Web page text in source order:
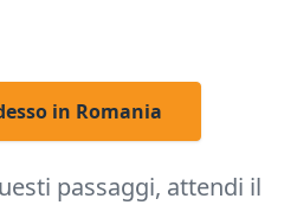
in Romania
passaggi, attendi il